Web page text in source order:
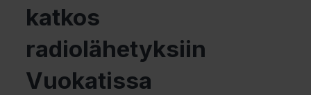
katkos
radiolähetyksiin
Vuokatissa